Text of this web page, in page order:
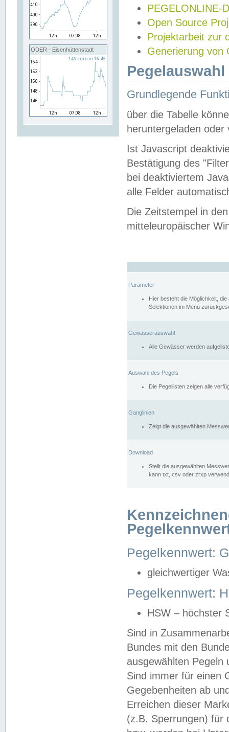
ODER - Eisenhüttenstadt
PEGELONLINE-
Open Source
Projektarbeit zur
Generierung von
Grundlegende
über die Tabelle
heruntergeladen oder
Ist Javascript
Bestätigung des
bei deaktiviertem
alle Felder
Die Zeitstempel in
mitteleuropäischer
Parameter
Hier besteht die Möglichkeit,
Selektionen im Menü
Gewässerauswahl
Alle Gewässer werden
Auswahl des Pegels
Die Pegellisten zeigen alle
Ganglinien
Zeigt die ausgewählten
Download
Stellt die ausgewählten
kann txt, csv oder zrxp
Pegelkennwert:
gleichwertiger
Pegelkennwert:
HSW – höchster
Sind in
Bundes mit den
ausgewählten
Sind immer für einen
Gegebenheiten ab
Erreichen dieser
(z.B. Sperrungen) für